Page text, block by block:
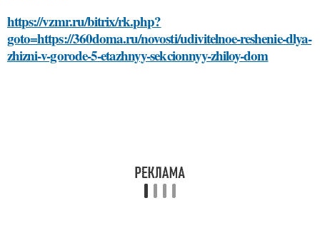
https://vzmr.ru/bitrix/rk.php?
goto=https://360doma.ru/novosti/udivitelnoe-reshenie-dlya-
zhizni-v-gorode-5-etazhnyy-sekcionnyy-zhiloy-dom